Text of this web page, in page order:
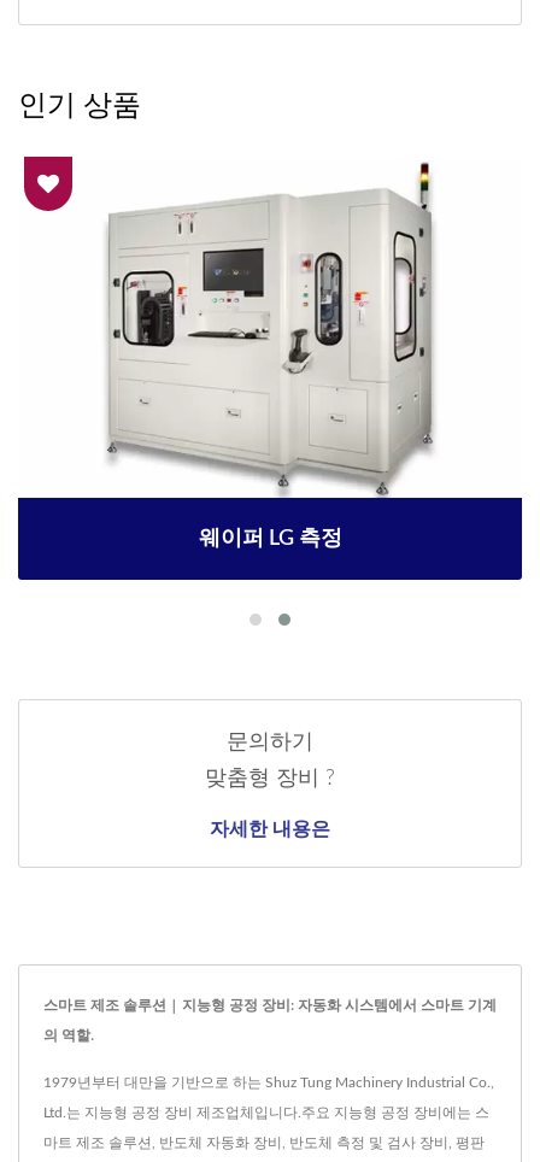
인기 상품
웨이퍼 LG 측정
문의하기
맞춤형 장비 ?
자세한 내용은
스마트 제조 솔루션 | 지능형 공정 장비: 자동화 시스템에서 스마트 기계
의 역할.
1979년부터 대만을 기반으로 하는 Shuz Tung Machinery Industrial Co.,
Ltd.는 지능형 공정 장비 제조업체입니다.주요 지능형 공정 장비에는 스
마트 제조 솔루션, 반도체 자동화 장비, 반도체 측정 및 검사 장비, 평판